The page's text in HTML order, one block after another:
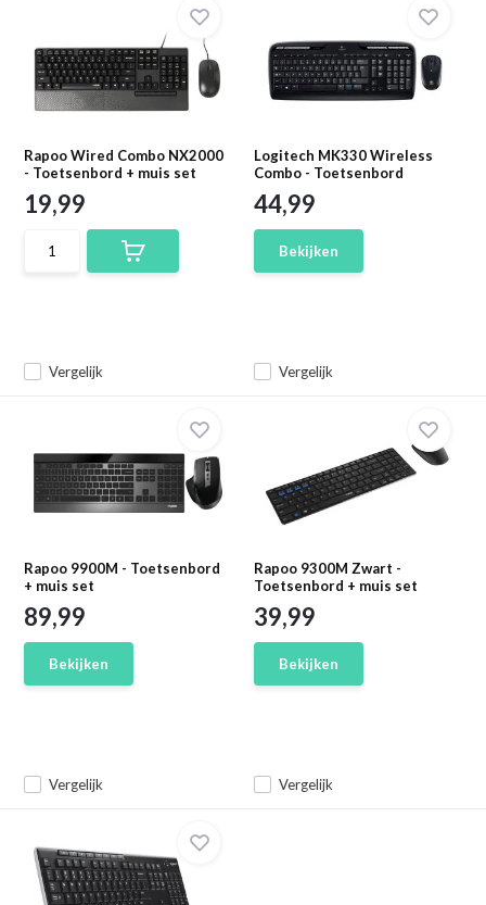
Rapoo Wired Combo NX2000
- Toetsenbord + muis set
Vergelijk
19,99
Logitech MK330 Wireless
Combo - Toetsenbord
Vergelijk
44,99
Bekijken
Rapoo 9900M - Toetsenbord
+ muis set
Vergelijk
89,99
Bekijken
Rapoo 9300M Zwart -
Toetsenbord + muis set
Vergelijk
39,99
Bekijken